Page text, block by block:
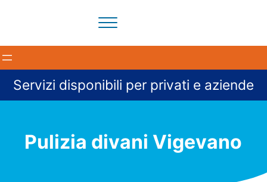
BloomCleaning Impresa di
Menu
Servizi disponibili per privati e aziende
Pulizia divani Vigevano